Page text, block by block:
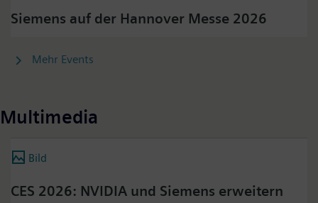
Siemens auf der Hannover Messe 2026
Mehr Events
Multimedia
Bild
CES 2026: NVIDIA und Siemens erweitern